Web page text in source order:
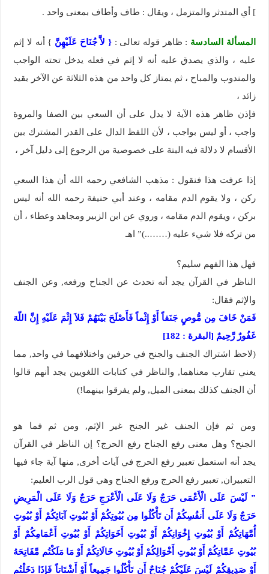
] أي المتدثر والمتزمل ، ويقال : طاف وأطاف بمعنى واحد .
المسألة السادسة : ظاهر قوله تعالى : { لاَّ جُنَاحَ عَلَيْهِنَّ } أنه لا إثم
عليه ، والذي يصدق عليه أنه لا إثم في فعله يدخل تحته الواجب
والمندوب والمباح ، ثم يمتاز كل واحد من هذه الثلاثة عن الآخر بقيد
زائد ،
فإذن ظاهر هذه الآية لا يدل على أن السعي بين الصفا والمروة
واجب ، أو ليس بواجب ، لأن اللفظ الدال على القدر المشترك بين
الأقسام لا دلالة فيه البتة على خصوصية من الرجوع إلى دليل آخر ،
إذا عرفت هذا فنقول : مذهب الشافعي رحمه الله أن هذا السعي
ركن ، ولا يقوم الدم مقامه ، وعند أبي حنيفة رحمه الله أنه ليس
بركن ، ويقوم الدم مقامه ، وروي عن ابن الزبير ومجاهد وعطاء ، أن
من تركه فلا شيء عليه (……..)” اهـ
فهل هذا الفهم سليم؟
الناظر في القرآن يجد أنه تحدث عن الجناح ورفعه, وعن الجنف
والإثم فقال:
فَمَنْ خَافَ مِن مُّوصٍ جَنَفاً أَوْ إِثْماً فَأَصْلَحَ بَيْنَهُمْ فَلاَ إِثْمَ عَلَيْهِ إِنَّ اللّهَ
غَفُورٌ رَّحِيمٌ [البقرة : 182]
(لاحظ اشتراك الجنف والجنح في حرفين واختلافهما في واحد, مما
يعني تقارب معناهما, والناظر في كتابات اللغويين يجد أنهم قالوا
أن الجنف كذلك بمعنى الميل, ولم يفرقوا بينهما!)
ومن ثم فإن الجنف غير الجنح غير الإثم, ومن ثم فما هو
الجنح؟ وهل معنى رفع الجناح رفع الحرج؟ إن الناظر في القرآن
يجد أنه استعمل تعبير رفع الحرج في آيات أخرى, منها آية جاء فيها
التعبيران, تعبير رفع الحرج ورفع الجناح وهي قول الرب العليم:
” لَيْسَ عَلَى الْأَعْمَى حَرَجٌ وَلَا عَلَى الْأَعْرَجِ حَرَجٌ وَلَا عَلَى الْمَرِيضِ
حَرَجٌ وَلَا عَلَى أَنفُسِكُمْ أَن تَأْكُلُوا مِن بُيُوتِكُمْ أَوْ بُيُوتِ آبَائِكُمْ أَوْ بُيُوتِ
أُمَّهَاتِكُمْ أَوْ بُيُوتِ إِخْوَانِكُمْ أَوْ بُيُوتِ أَخَوَاتِكُمْ أَوْ بُيُوتِ أَعْمَامِكُمْ أَوْ
بُيُوتِ عَمَّاتِكُمْ أَوْ بُيُوتِ أَخْوَالِكُمْ أَوْ بُيُوتِ خَالَاتِكُمْ أَوْ مَا مَلَكْتُم مَّفَاتِحَهُ
أَوْ صَدِيقِكُمْ لَيْسَ عَلَيْكُمْ جُنَاحٌ أَن تَأْكُلُوا جَمِيعاً أَوْ أَشْتَاتاً فَإِذَا دَخَلْتُم